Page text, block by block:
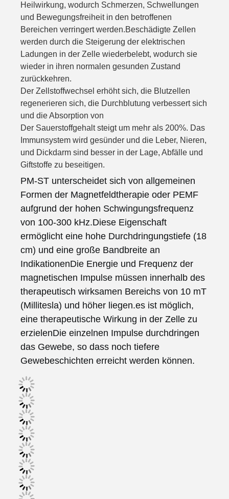
Heilwirkung, wodurch Schmerzen, Schwellungen
und Bewegungsfreiheit in den betroffenen
Bereichen verringert werden.Beschädigte Zellen
werden durch die Steigerung der elektrischen
Ladungen in der Zelle wiederbelebt, wodurch sie
wieder in ihren normalen gesunden Zustand
zurückkehren.
Der Zellstoffwechsel erhöht sich, die Blutzellen
regenerieren sich, die Durchblutung verbessert sich
und die Absorption von
Der Sauerstoffgehalt steigt um mehr als 200%. Das
Immunsystem wird gesünder und die Leber, Nieren,
und Dickdarm sind besser in der Lage, Abfälle und
Giftstoffe zu beseitigen.
PM-ST unterscheidet sich von allgemeinen
Formen der Magnetfeldtherapie oder PEMF
aufgrund der hohen Schwingungsfrequenz
von 100-300 kHz.Diese Eigenschaft
ermöglicht eine hohe Durchdringungstiefe (18
cm) und eine große Bandbreite an
IndikationenDie Energie und Frequenz der
magnetischen Impulse müssen innerhalb des
therapeutisch wirksamen Bereichs von 10 mT
(Millitesla) und höher liegen.es ist möglich,
eine therapeutische Wirkung in der Zelle zu
erzielenDie einzelnen Impulse durchdringen
das Gewebe, so dass noch tiefere
Gewebeschichten erreicht werden können.